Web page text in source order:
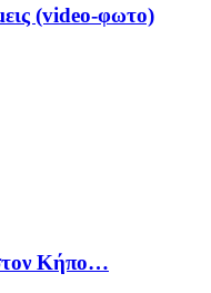
(video-φωτο)
Κήπο…